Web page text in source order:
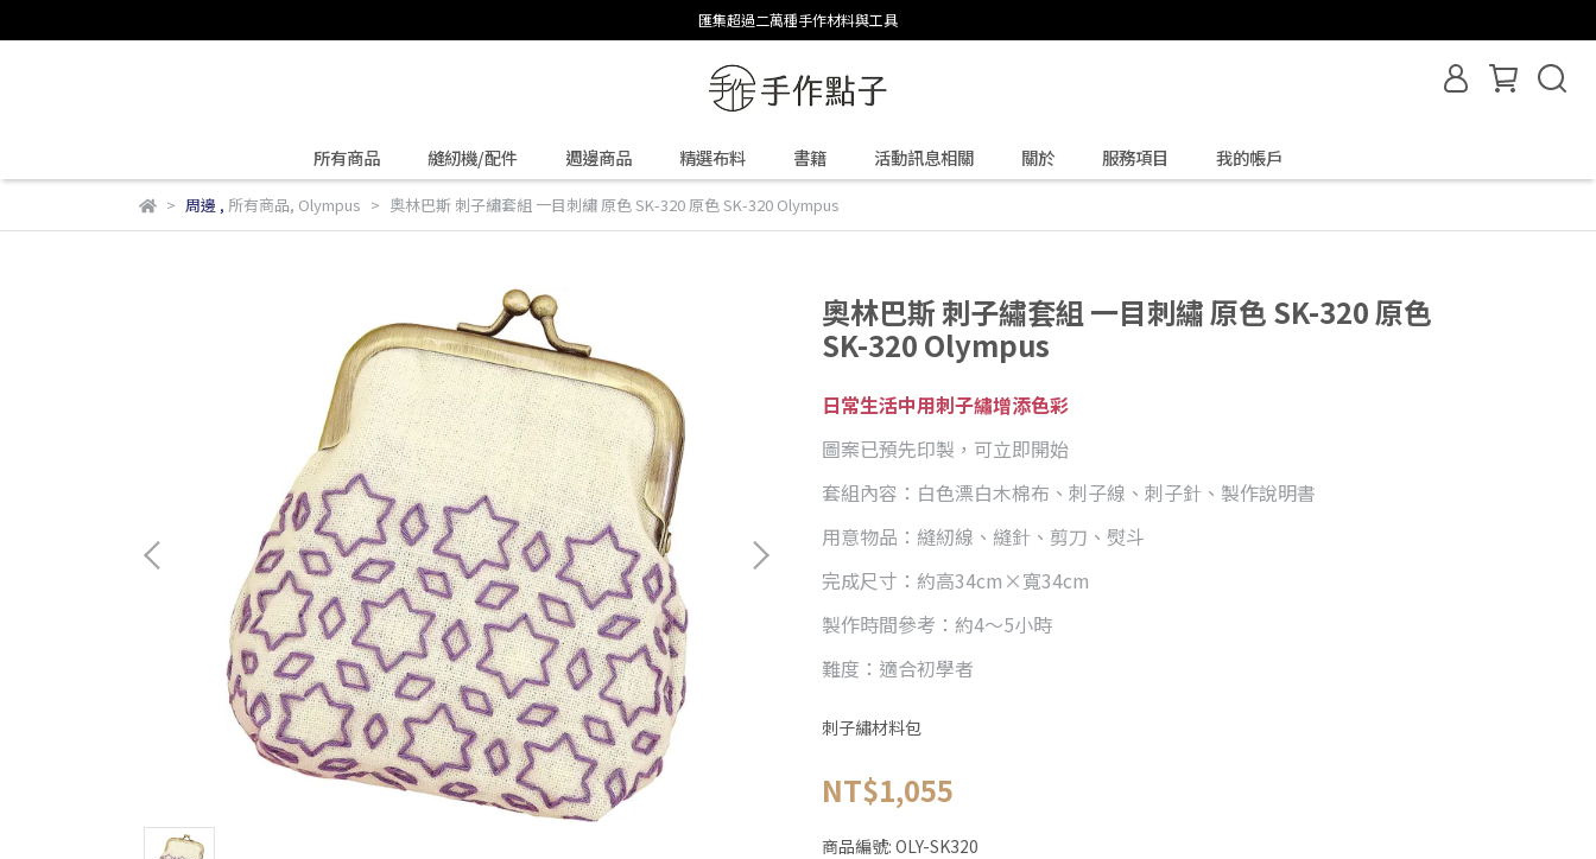
匯集超過二萬種手作材料與工具
所有商品 縫紉機/配件 週邊商品 精選布料 書籍 活動訊息相關 關於 服務項目 我的帳戶
周邊 , 所有商品, Olympus 奧林巴斯 刺子繡套組 一目刺繡 原色 SK-320 原色 SK-320 Olympus
奧林巴斯 刺子繡套組 一目刺繡 原色 SK-320 原色
SK-320 Olympus
日常生活中用刺子繡增添色彩
圖案已預先印製，可立即開始
套組內容：白色漂白木棉布、刺子線、刺子針、製作說明書
用意物品：縫紉線、縫針、剪刀、熨斗
完成尺寸：約高34cm×寬34cm
製作時間參考：約4～5小時
難度：適合初學者
刺子繡材料包
NT$1,055
商品編號: OLY-SK320